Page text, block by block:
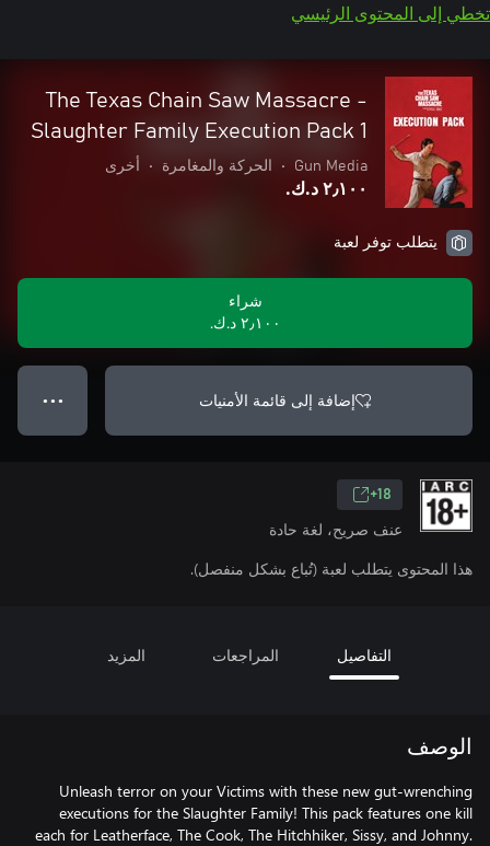
تخطي إلى المحتوى الرئيسي
The Texas Chain Saw Massacre -
Slaughter Family Execution Pack 1
Gun Media
• الحركة والمغامرة • أخرى
٢٫١٠٠ د.ك.‏
يتطلب توفر لعبة
شراء
٢٫١٠٠ د.ك.‏
إضافة إلى قائمة الأمنيات ● ● ●
18+
عنف صريح، لغة حادة
هذا المحتوى يتطلب لعبة (تُباع بشكل منفصل).
التفاصيل المراجعات المزيد
الوصف
Unleash terror on your Victims with these new gut-wrenching
executions for the Slaughter Family! This pack features one kill
each for Leatherface, The Cook, The Hitchhiker, Sissy, and Johnny.